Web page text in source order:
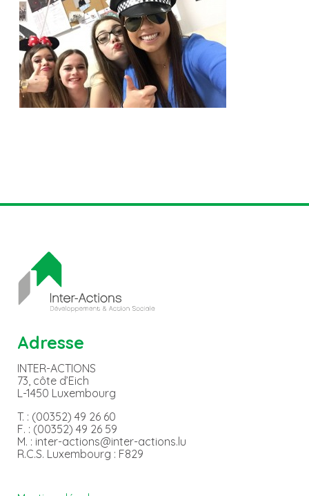
Adresse
INTER-ACTIONS
73, côte d’Eich
L-1450 Luxembourg
T. : (00352) 49 26 60
F. : (00352) 49 26 59
M. : inter-actions@inter-actions.lu
R.C.S. Luxembourg : F829